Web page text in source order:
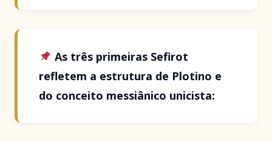
As três primeiras Sefirot
refletem a estrutura de Plotino e
do conceito messiânico unicista: